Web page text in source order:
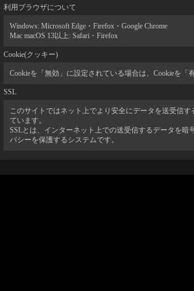
利用ブラウザについて
Windows: Microsoft Edge・Firefox ・Google Chrome
Mac macOS 13以上: Safari・Firefox
Cookie(クッキー)
Cookieを「無効」に設定されている場合は、Cookieを「
SSL
このサイトではネット上でより安全にデータを送受信す
ています。
SSLとは、インターネット上での送受信するデータを暗
バシーを保護するシステムです。